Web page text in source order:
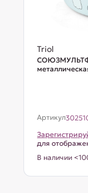
Triol
Артикул
для
В наличии